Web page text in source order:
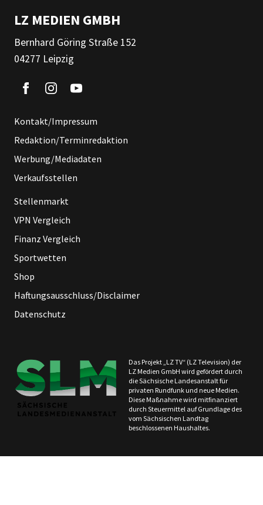
LZ MEDIEN GMBH
Bernhard Göring Straße 152
04277 Leipzig
Kontakt/Impressum
Redaktion/Terminredaktion
Werbung/Mediadaten
Verkaufsstellen
Stellenmarkt
VPN Vergleich
Finanz Vergleich
Sportwetten
Shop
Haftungsausschluss/Disclaimer
Datenschutz
Das Projekt „LZ TV“ (LZ Television) der
LZ Medien GmbH wird gefördert durch
die Sächsische Landesanstalt für
privaten Rundfunk und neue Medien.
Diese Maßnahme wird mitfinanziert
durch Steuermittel auf Grundlage des
vom Sächsischen Landtag
beschlossenen Haushaltes.